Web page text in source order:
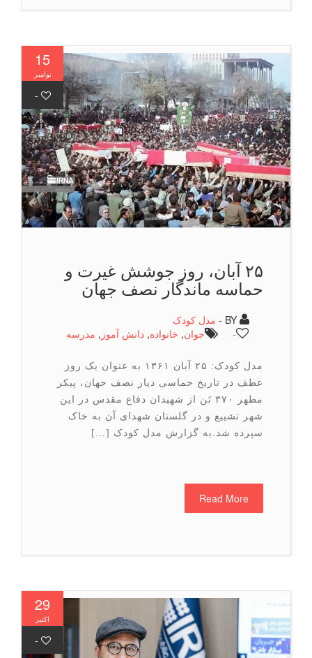
15
نوامبر
-
۲۵ آبان، روز جوشش غیرت و
حماسه ماندگار نصف جهان
مدل کودک
جوان ,خانواده, دانش آموز,مدرسه
مدل کودک: ۲۵ آبان ۱۳۶۱ به عنوان یک روز
عطف در تاریخ حماسی دیار نصف جهان، پیکر
مطهر ۳۷۰ تَن از شهیدان دفاع مقدس در این
شهر تشییع و در گلستان شهدای آن به خاک
سپرده شد.به گزارش مدل کودک […]
Read More
29